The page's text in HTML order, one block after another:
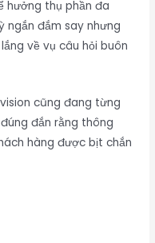
hưởng thụ phần đa
ngắn đắm say nhưng
về vụ câu hỏi buôn
cũng đang từng
đắn rằng thông
hàng được bịt chắn